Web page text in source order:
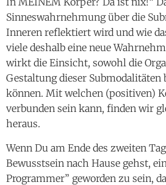
Sinneswahrnehmung über die
Inneren reflektiert wird und wie
viele deshalb eine neue
wirkt die Einsicht, sowohl die
Gestaltung dieser Submodalitäten
können. Mit welchen (positiven)
verbunden sein kann, finden wir
heraus.
Wenn Du am Ende des zweiten
Bewusstsein nach Hause gehst,
Programmer” geworden zu sein,